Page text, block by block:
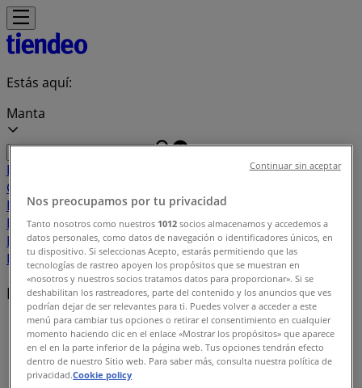
Estás aquí:
Manta
Destacados
Ropa, Zapatos y
Complementos
ElectrónicaAlmacenesBellezaFerreterías
FarmaciasHogar y MueblesJuguetes, Niños y
BebésRestaurantesCarros, Motos y
RepuestosBancosViajes y Ocio
Marcas locales
Tiendeo en Manta»
Índice marcas
Nos preocupamos por tu privacidad
Tanto nosotros como nuestros 1012 socios almacenamos y accedemos a
datos personales, como datos de navegación o identificadores únicos, en
tu dispositivo. Si seleccionas Acepto, estarás permitiendo que las
tecnologías de rastreo apoyen los propósitos que se muestran en
«nosotros y nuestros socios tratamos datos para proporcionar». Si se
deshabilitan los rastreadores, parte del contenido y los anuncios que ves
podrían dejar de ser relevantes para ti. Puedes volver a acceder a este
menú para cambiar tus opciones o retirar el consentimiento en cualquier
momento haciendo clic en el enlace «Mostrar los propósitos» que aparece
en el en la parte inferior de la página web. Tus opciones tendrán efecto
dentro de nuestro Sitio web. Para saber más, consulta nuestra política de
privacidad.Cookie policy
Continuar sin aceptar